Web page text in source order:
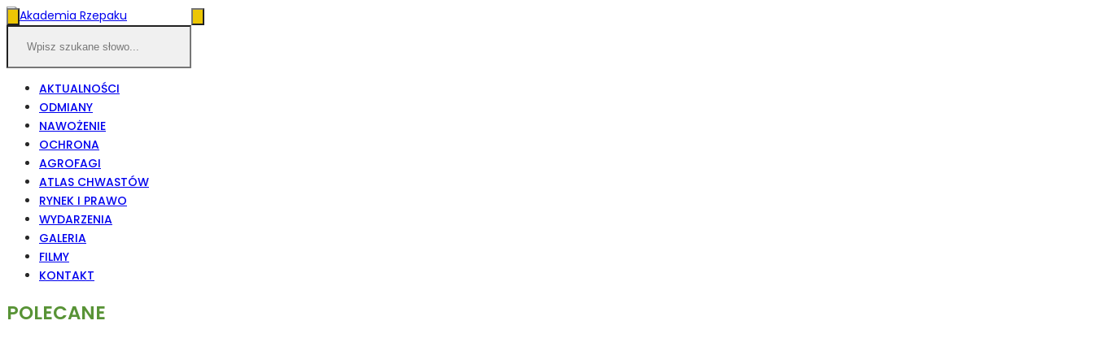
AKTUALNOŚCI
ODMIANY
NAWOŻENIE
OCHRONA
AGROFAGI
ATLAS CHWASTÓW
RYNEK I PRAWO
WYDARZENIA
GALERIA
FILMY
KONTAKT
POLECANE